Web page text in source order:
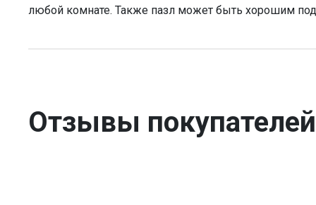
любой комнате. Также пазл может быть хорошим
Отзывы покупателей